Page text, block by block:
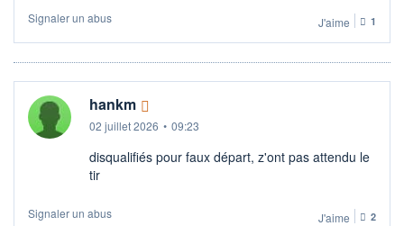
Signaler un abus J'aime 1
hankm
02 juillet 2026 • 09:23
disqualifiés pour faux départ, z'ont pas attendu le
tir
Signaler un abus J'aime 2